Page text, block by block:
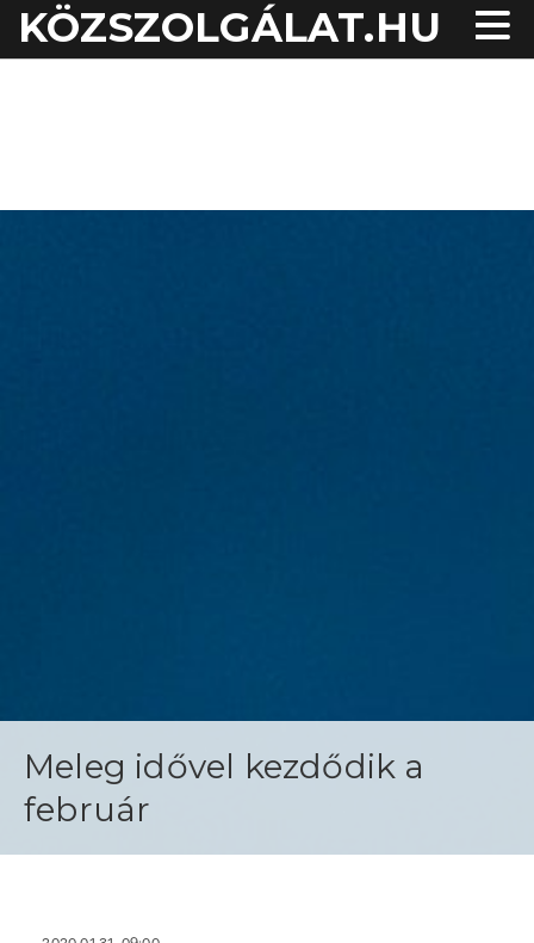
KÖZSZOLGÁLAT.HU
Meleg idővel kezdődik a
február